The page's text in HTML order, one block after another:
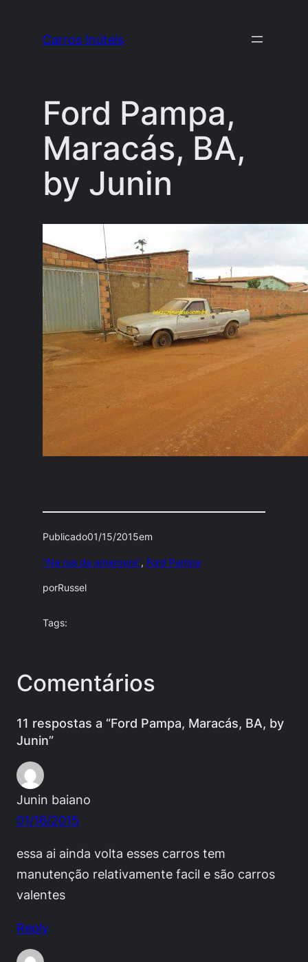
Carros Inúteis
Ford Pampa,
Maracás, BA,
by Junin
Publicado01/15/2015em
"Na rua da amargura", Ford Pampa
porRussel
Tags:
Comentários
11 respostas a “Ford Pampa, Maracás, BA, by
Junin”
Junin baiano
01/16/2015
essa ai ainda volta esses carros tem
manutenção relativamente facil e são carros
valentes
Reply